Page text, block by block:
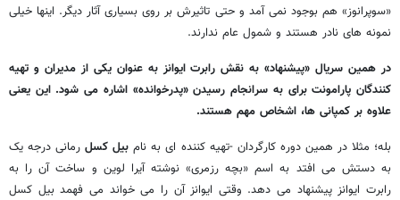
«سوپرانوز» هم بوجود نمی آمد و حتی تاثیرش بر روی بسیاری آثار دیگر. اینها خیلی
نمونه های نادر هستند و شمول عام ندارند.
در همین سریال «پیشنهاد» به نقش رابرت ایوانز به عنوان یکی از مدیران و تهیه
کنندگان پارامونت برای به سرانجام رسیدن «پدرخوانده» اشاره می شود. این یعنی
علاوه بر کمپانی ها، اشخاص مهم هستند.
بله؛ مثلا در همین دوره کارگردان -تهیه کننده ای به نامبیل کسلرمانی درجه یک
به دستش می افتد به اسم «بچه رزمری» نوشته آیرا لوین و ساخت آن را به
رابرت ایوانز پیشنهاد می دهد. وقتی ایوانز آن را می خواند می فهمد بیل کسل